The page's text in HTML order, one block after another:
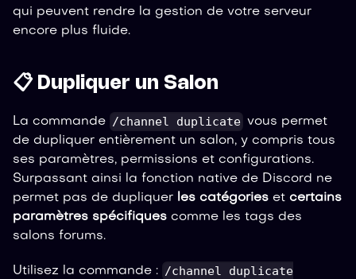
qui peuvent rendre la gestion de votre serveur
encore plus fluide.
📋 Dupliquer un Salon
La commande /channel duplicate vous permet
de dupliquer entièrement un salon, y compris tous
ses paramètres, permissions et configurations.
Surpassant ainsi la fonction native de Discord ne
permet pas de dupliquer les catégories et certains
paramètres spécifiques comme les tags des
salons forums.
Utilisez la commande : /channel duplicate